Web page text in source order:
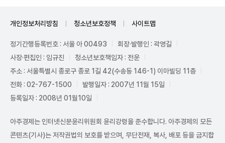
개인정보처리방침 청소년보호정책 사이트맵
정기간행등록번호 : 서울 아 00493
회장·발행인 : 곽영길
사장·편집인 : 임규진
청소년보호책임자 : 전운
주소 : 서울특별시 종로구 종로 1길 42(수송동 146-1) 이마빌딩 11층
전화 : 02-767-1500
발행일자 : 2007년 11월 15일
등록일자 : 2008년 01월10일
아주경제는 인터넷신문윤리위원회 윤리강령을 준수합니다. 아주경제의 모든
콘텐츠(기사)는 저작권법의 보호를 받으며, 무단전재, 복사, 배포 등을 금지합